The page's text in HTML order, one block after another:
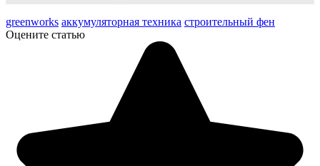
greenworks аккумуляторная техника строительный фен
Оцените статью